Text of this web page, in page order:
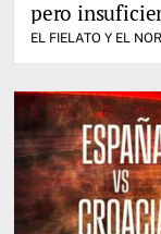
pero
EL FIELATO Y EL